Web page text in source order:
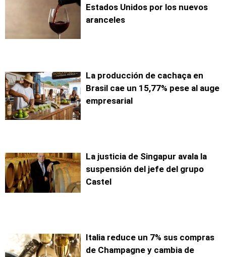
Estados Unidos por los nuevos
aranceles
La producción de cachaça en
Brasil cae un 15,77% pese al auge
empresarial
La justicia de Singapur avala la
suspensión del jefe del grupo
Castel
Italia reduce un 7% sus compras
de Champagne y cambia de